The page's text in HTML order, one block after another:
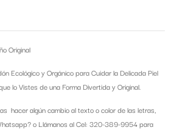
Original
Ecológico y Orgánico para Cuidar la Delicada Piel
lo Vistes de una Forma Divertida y Original.
hacer algún cambio al texto o color de las letras,
o Llámanos al Cel: 320-389-9954 para